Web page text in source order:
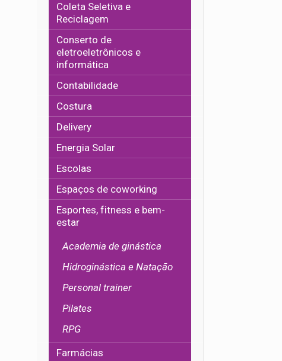
Coleta Seletiva e
Reciclagem
Conserto de
eletroeletrônicos e
informática
Contabilidade
Costura
Delivery
Energia Solar
Escolas
Espaços de coworking
Esportes, fitness e bem-
estar
Academia de ginástica
Hidroginástica e Natação
Personal trainer
Pilates
RPG
Farmácias